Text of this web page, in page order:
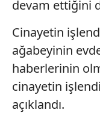
devam ettiğini
Cinayetin
ağabeyinin
haberlerinin
cinayetin
açıklandı.